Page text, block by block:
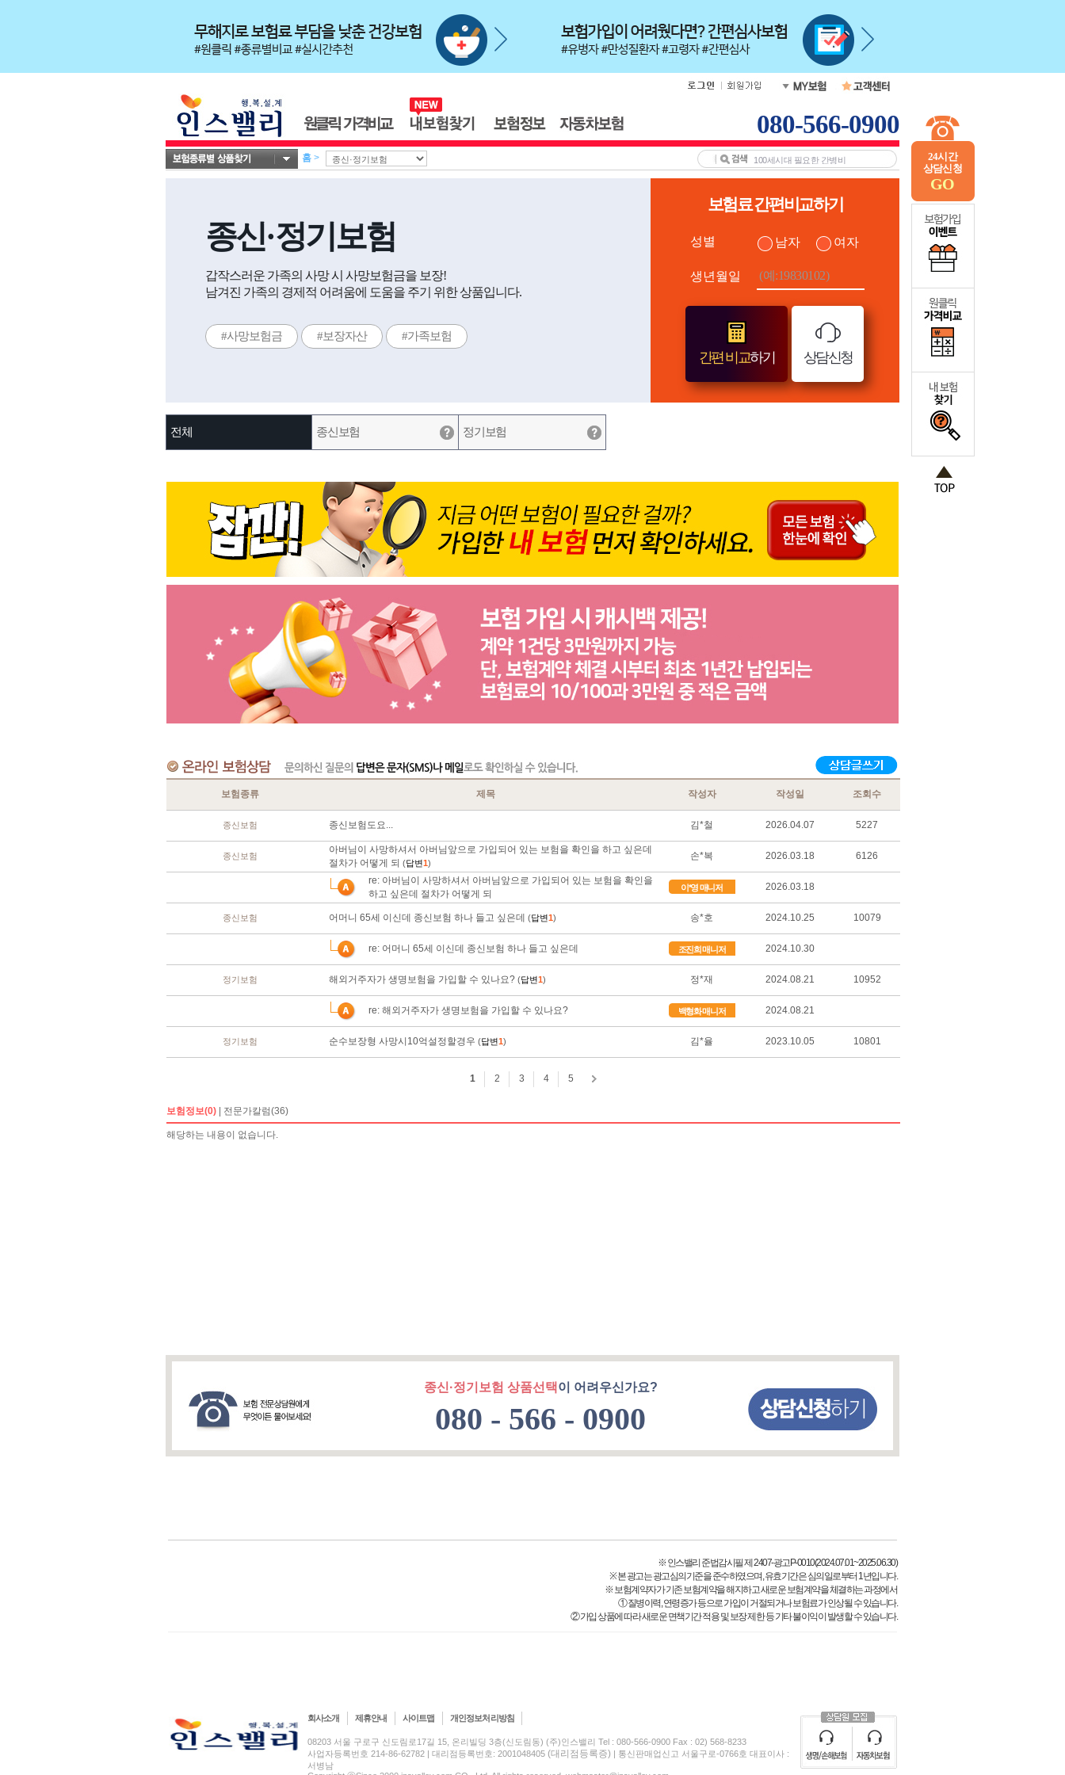
24시간
상담신청
GO
080-566-0900
홈 >
종신·정기보험
갑작스러운 가족의 사망 시 사망보험금을 보장!
남겨진 가족의 경제적 어려움에 도움을 주기 위한 상품입니다.
#사망보험금 #보장자산 #가족보험
보험료 간편비교하기
성별 남자 여자
생년월일
간편 비교하기 상담신청
전체 종신보험 정기보험
종신·정기보험 상품선택 이 어려우신가요?
080 - 566 - 0900
※ 인스밸리 준법감시필 제 2407-광고P-0010(2024.07.01~2025.06.30)
※ 본 광고는 광고심의기준을 준수하였으며, 유효기간은 심의일로부터 1년입니다.
※ 보험계약자가 기존 보험계약을 해지하고 새로운 보험계약을 체결하는 과정에서
① 질병이력, 연령증가 등으로 가입이 거절되거나 보험료가 인상될 수 있습니다.
② 가입 상품에 따라 새로운 면책기간 적용 및 보장 제한 등 기타 불이익이 발생할 수 있습니다.
회사소개 제휴안내 사이트맵 개인정보처리방침
08203 서울 구로구 신도림로17길 15, 온리빌딩 3층(신도림동) (주)인스밸리 Tel : 080-566-0900 Fax : 02) 568-8233
사업자등록번호 214-86-62782 | 대리점등록번호: 2001048405 (대리점등록증) | 통신판매업신고 서울구로-0766호 대표이사 :
서병남